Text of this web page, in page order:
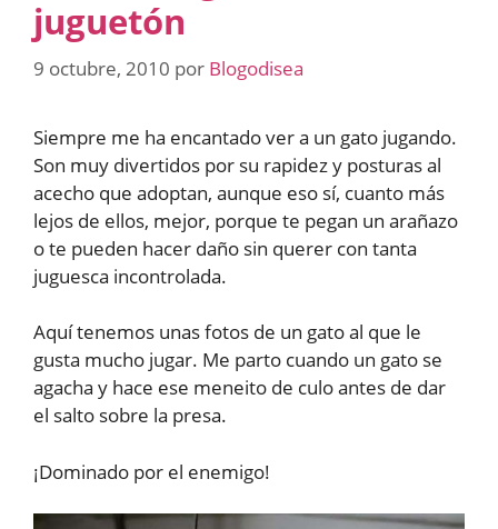
juguetón
9 octubre, 2010 por Blogodisea
Siempre me ha encantado ver a un gato jugando.
Son muy divertidos por su rapidez y posturas al
acecho que adoptan, aunque eso sí, cuanto más
lejos de ellos, mejor, porque te pegan un arañazo
o te pueden hacer daño sin querer con tanta
juguesca incontrolada.
Aquí tenemos unas fotos de un gato al que le
gusta mucho jugar. Me parto cuando un gato se
agacha y hace ese meneito de culo antes de dar
el salto sobre la presa.
¡Dominado por el enemigo!